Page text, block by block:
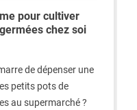
pour cultiver
chez soi
de dépenser une
petits pots de
au supermarché ?